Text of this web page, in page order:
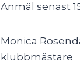
Anmäl senast
Monica
klubbmästare